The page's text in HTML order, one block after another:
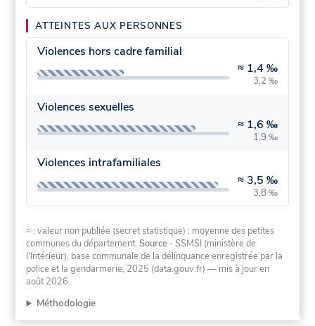
ATTEINTES AUX PERSONNES
Violences hors cadre familial
≈ 1,4 ‰
3,2 ‰
Violences sexuelles
≈ 1,6 ‰
1,9 ‰
Violences intrafamiliales
≈ 3,5 ‰
3,8 ‰
≈ : valeur non publiée (secret statistique) : moyenne des petites
communes du département.Source - SSMSI (ministère de
l'Intérieur), base communale de la délinquance enregistrée par la
police et la gendarmerie, 2025 (data.gouv.fr) — mis à jour en
août 2026.
Méthodologie